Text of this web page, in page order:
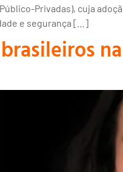
Privadas), cuja
e segurança […]